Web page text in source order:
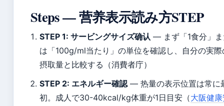
Steps — 营养表示読み方STEP
STEP 1: サービングサイズ确认 — まず「1食分」
は「100g/ml当たり」の単位を確認し、自分の実際
摂取量と比較する（消費者庁）
STEP 2: エネルギー確認— 热量の表示位置は常に
初。成人で30-40kcal/kg体重が1日目安（大阪健